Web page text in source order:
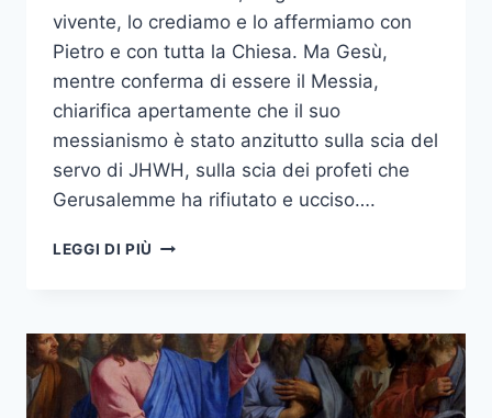
vivente, lo crediamo e lo affermiamo con
Pietro e con tutta la Chiesa. Ma Gesù,
mentre conferma di essere il Messia,
chiarifica apertamente che il suo
messianismo è stato anzitutto sulla scia del
servo di JHWH, sulla scia dei profeti che
Gerusalemme ha rifiutato e ucciso….
LEGGI DI PIÙ